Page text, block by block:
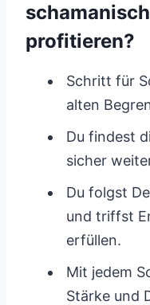
profitieren?
Schritt für
alten
Du findest
sicher
Du folgst
und triffst
erfüllen.
Mit jedem
Stärke und